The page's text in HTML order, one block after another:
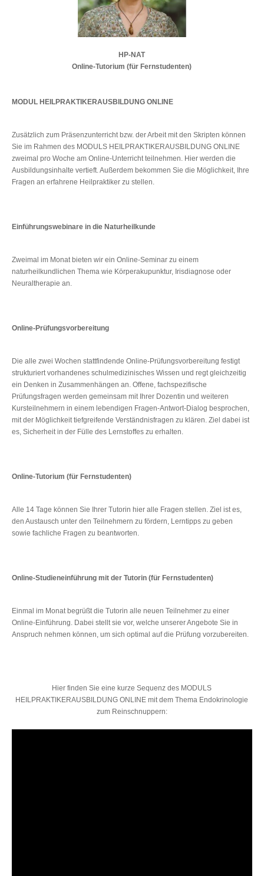
HP-NAT
Online-Tutorium (für Fernstudenten)
MODUL HEILPRAKTIKERAUSBILDUNG ONLINE
Zusätzlich zum Präsenzunterricht bzw. der Arbeit mit den Skripten können
Sie im Rahmen des MODULS HEILPRAKTIKERAUSBILDUNG ONLINE
zweimal pro Woche am Online-Unterricht teilnehmen. Hier werden die
Ausbildungsinhalte vertieft. Außerdem bekommen Sie die Möglichkeit, Ihre
Fragen an erfahrene Heilpraktiker zu stellen.
Einführungswebinare in die Naturheilkunde
Zweimal im Monat bieten wir ein Online-Seminar zu einem
naturheilkundlichen Thema wie Körperakupunktur, Irisdiagnose oder
Neuraltherapie an.
Online-Prüfungsvorbereitung
Die alle zwei Wochen stattfindende Online-Prüfungsvorbereitung festigt
strukturiert vorhandenes schulmedizinisches Wissen und regt gleichzeitig
ein Denken in Zusammenhängen an. Offene, fachspezifische
Prüfungsfragen werden gemeinsam mit Ihrer Dozentin und weiteren
Kursteilnehmern in einem lebendigen Fragen-Antwort-Dialog besprochen,
mit der Möglichkeit tiefgreifende Verständnisfragen zu klären. Ziel dabei ist
es, Sicherheit in der Fülle des Lernstoffes zu erhalten.
Online-Tutorium (für Fernstudenten)
Alle 14 Tage können Sie Ihrer Tutorin hier alle Fragen stellen. Ziel ist es,
den Austausch unter den Teilnehmern zu fördern, Lerntipps zu geben
sowie fachliche Fragen zu beantworten.
Online-Studieneinführung mit der Tutorin (für Fernstudenten)
Einmal im Monat begrüßt die Tutorin alle neuen Teilnehmer zu einer
Online-Einführung. Dabei stellt sie vor, welche unserer Angebote Sie in
Anspruch nehmen können, um sich optimal auf die Prüfung vorzubereiten.
Hier finden Sie eine kurze Sequenz des MODULS
HEILPRAKTIKERAUSBILDUNG ONLINE mit dem Thema Endokrinologie
zum Reinschnuppern: